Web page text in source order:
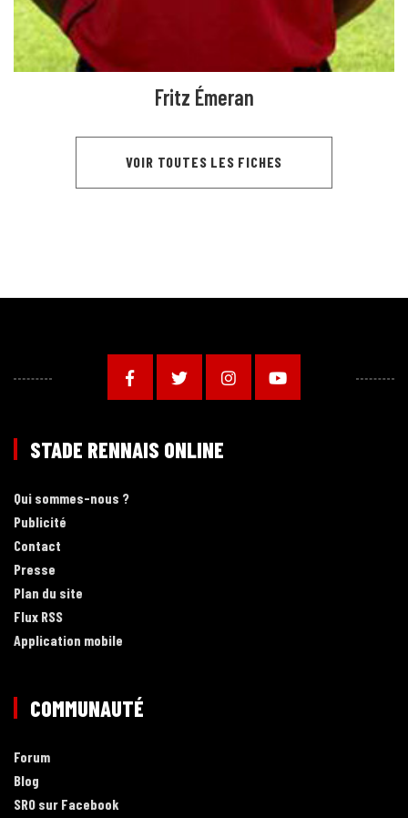
Fritz Émeran
VOIR TOUTES LES FICHES
STADE RENNAIS ONLINE
Qui sommes-nous ?
Publicité
Contact
Presse
Plan du site
Flux RSS
Application mobile
COMMUNAUTÉ
Forum
Blog
SRO sur Facebook